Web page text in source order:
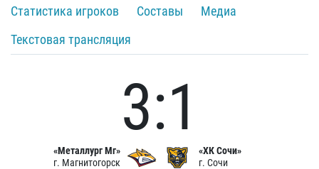
Статистика игроков
Составы
Медиа
Текстовая трансляция
«Металлург Мг»
г. Магнитогорск
3:1
«ХК Сочи»
г. Сочи